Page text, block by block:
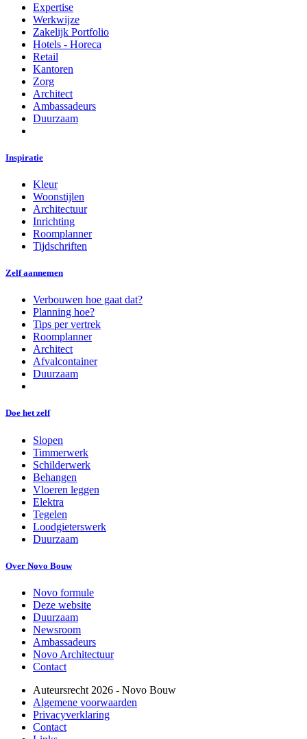
Expertise
Werkwijze
Zakelijk Portfolio
Hotels - Horeca
Retail
Kantoren
Zorg
Architect
Ambassadeurs
Duurzaam
Inspiratie
Kleur
Woonstijlen
Architectuur
Inrichting
Roomplanner
Tijdschriften
Zelf aannemen
Verbouwen hoe gaat dat?
Planning hoe?
Tips per vertrek
Roomplanner
Architect
Afvalcontainer
Duurzaam
Doe het zelf
Slopen
Timmerwerk
Schilderwerk
Behangen
Vloeren leggen
Elektra
Tegelen
Loodgieterswerk
Duurzaam
Over Novo Bouw
Novo formule
Deze website
Duurzaam
Newsroom
Ambassadeurs
Novo Architectuur
Contact
Auteursrecht 2026 - Novo Bouw
Algemene voorwaarden
Privacyverklaring
Contact